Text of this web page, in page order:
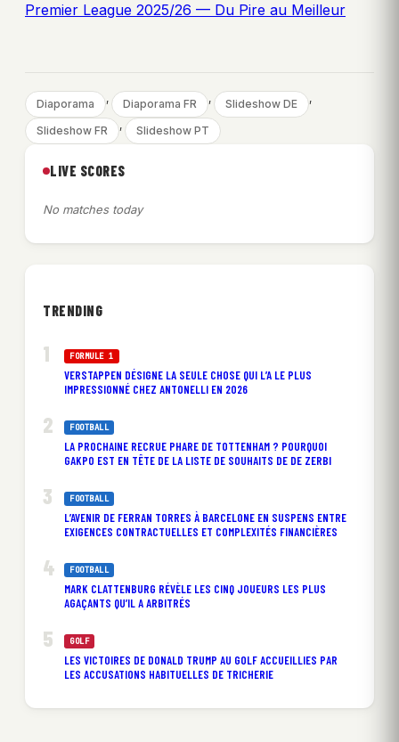
Premier League 2025/26 — Du Pire au Meilleur
Diaporama , Diaporama FR , Slideshow DE ,
Slideshow FR , Slideshow PT
LIVE SCORES
No matches today
TRENDING
FORMULE 1
VERSTAPPEN DÉSIGNE LA SEULE CHOSE QUI L’A LE PLUS
IMPRESSIONNÉ CHEZ ANTONELLI EN 2026
FOOTBALL
LA PROCHAINE RECRUE PHARE DE TOTTENHAM ? POURQUOI
GAKPO EST EN TÊTE DE LA LISTE DE SOUHAITS DE DE ZERBI
FOOTBALL
L’AVENIR DE FERRAN TORRES À BARCELONE EN SUSPENS ENTRE
EXIGENCES CONTRACTUELLES ET COMPLEXITÉS FINANCIÈRES
FOOTBALL
MARK CLATTENBURG RÉVÈLE LES CINQ JOUEURS LES PLUS
AGAÇANTS QU’IL A ARBITRÉS
GOLF
LES VICTOIRES DE DONALD TRUMP AU GOLF ACCUEILLIES PAR
LES ACCUSATIONS HABITUELLES DE TRICHERIE